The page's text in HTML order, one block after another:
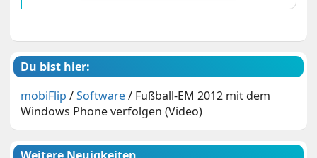
Du bist hier:
mobiFlip /Software/ Fußball-EM 2012 mit dem
Windows Phone verfolgen (Video)